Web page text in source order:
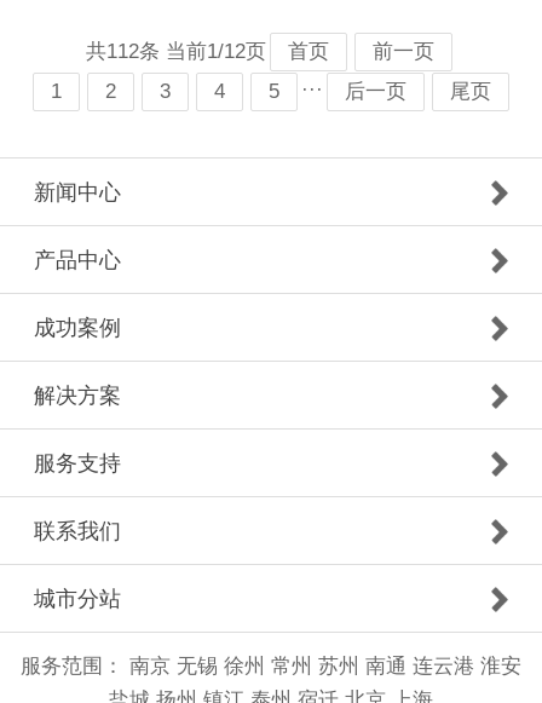
共112条 当前1/12页 首页
前一页
1
2 3 4 5 ··· 后一页 尾页
新闻中心
产品中心
成功案例
解决方案
服务支持
联系我们
城市分站
服务范围： 南京 无锡 徐州 常州 苏州 南通 连云港 淮安